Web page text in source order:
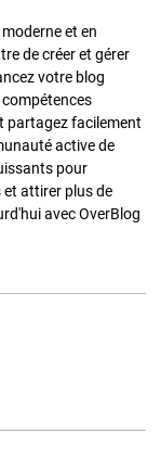
et en
de créer et gérer
votre blog
partagez facilement
active de
pour
attirer plus de
avec OverBlog